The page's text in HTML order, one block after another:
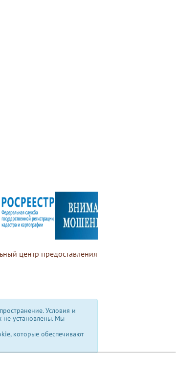
центр предоставления
Условия и
установлены. Мы
которые обеспечивают